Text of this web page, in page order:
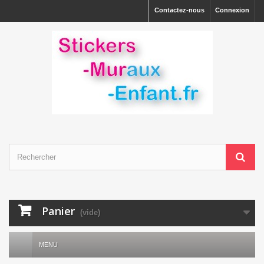
Connexion
Contactez-nous
Panier (vide)
MENU